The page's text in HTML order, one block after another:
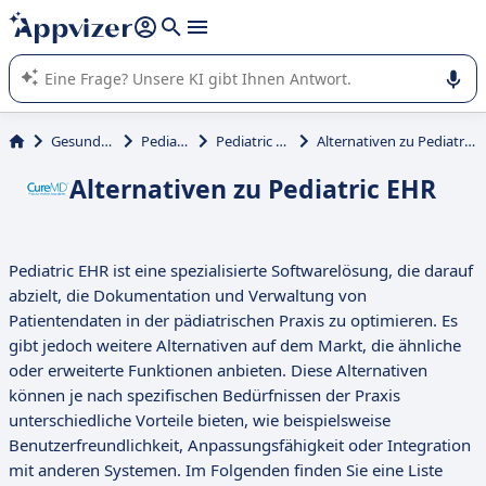
beantworten (mehrere Zeilen mit
Die KI von Appvizer führt Sie bei der Nutzung oder Auswahl
von SaaS-Software in Unternehmen.
Gesundheit Pediatric Pediatric EHR Alternativen zu Pediatric EHR
Alternativen zu Pediatric EHR
Pediatric EHR ist eine spezialisierte Softwarelösung, die darauf
abzielt, die Dokumentation und Verwaltung von
Patientendaten in der pädiatrischen Praxis zu optimieren. Es
gibt jedoch weitere Alternativen auf dem Markt, die ähnliche
oder erweiterte Funktionen anbieten. Diese Alternativen
können je nach spezifischen Bedürfnissen der Praxis
unterschiedliche Vorteile bieten, wie beispielsweise
Benutzerfreundlichkeit, Anpassungsfähigkeit oder Integration
mit anderen Systemen. Im Folgenden finden Sie eine Liste